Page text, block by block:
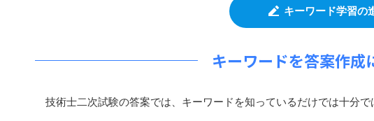
キーワード学習の
キーワードを答案作成
技術士二次試験の答案では、キーワードを知っているだけでは十分で